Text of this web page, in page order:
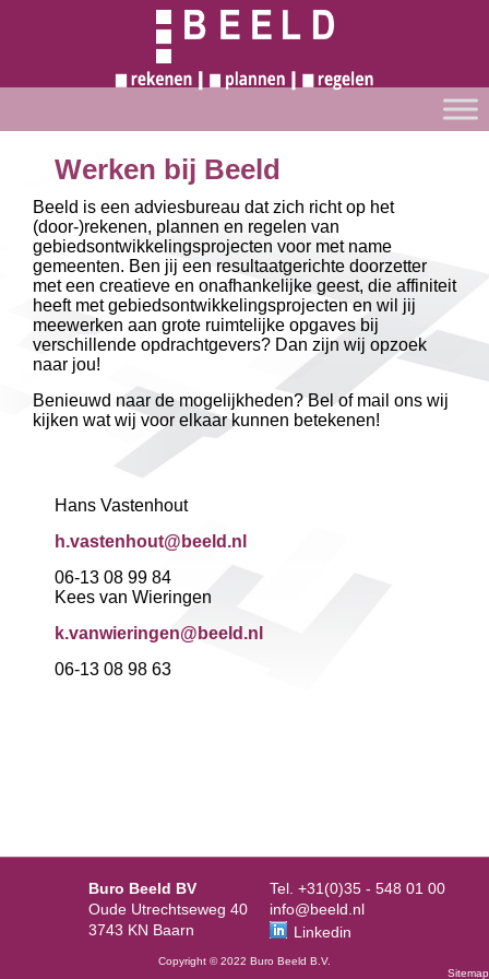
Werken bij Beeld
Beeld is een adviesbureau dat zich richt op het
(door-)rekenen, plannen en regelen van
gebiedsontwikkelingsprojecten voor met name
gemeenten. Ben jij een resultaatgerichte doorzetter
met een creatieve en onafhankelijke geest, die affiniteit
heeft met gebiedsontwikkelingsprojecten en wil jij
meewerken aan grote ruimtelijke opgaves bij
verschillende opdrachtgevers? Dan zijn wij opzoek
naar jou!
Benieuwd naar de mogelijkheden? Bel of mail ons wij
kijken wat wij voor elkaar kunnen betekenen!
Hans Vastenhout
h.vastenhout@beeld.nl
06-13 08 99 84
Kees van Wieringen
k.vanwieringen@beeld.nl
06-13 08 98 63
Buro Beeld BV
Oude Utrechtseweg 40
3743 KN Baarn
Tel. +31(0)35 - 548 01 00
info@beeld.nl
Linkedin
Copyright © 2022 Buro Beeld B.V.
Sitemap